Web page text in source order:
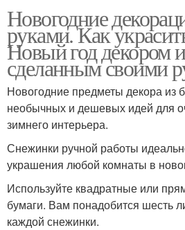
Новогодние
руками. Как
Новый год декором
сделанным своими
Новогодние предметы декора из
необычных и дешевых идей для
зимнего интерьера.
Снежинки ручной работы
украшения любой комнаты в
Используйте квадратные или
бумаги. Вам понадобится шесть
каждой снежинки.